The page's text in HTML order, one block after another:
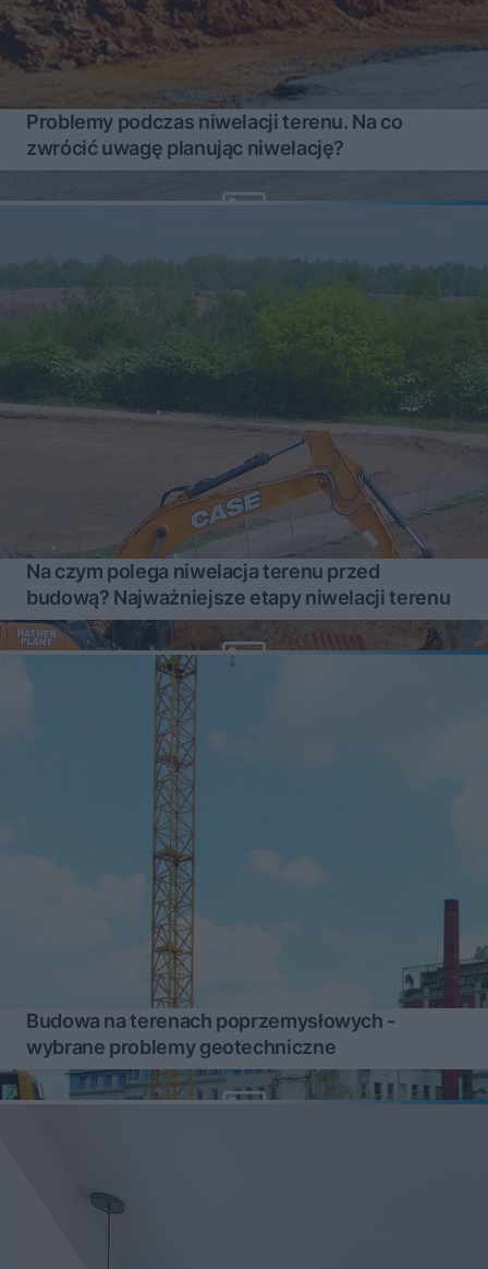
Problemy podczas niwelacji terenu. Na co
zwrócić uwagę planując niwelację?
Na czym polega niwelacja terenu przed
budową? Najważniejsze etapy niwelacji terenu
Budowa na terenach poprzemysłowych -
wybrane problemy geotechniczne